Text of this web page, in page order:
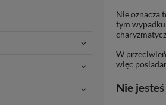
Nie oznacza
tym
W
więc
Nie